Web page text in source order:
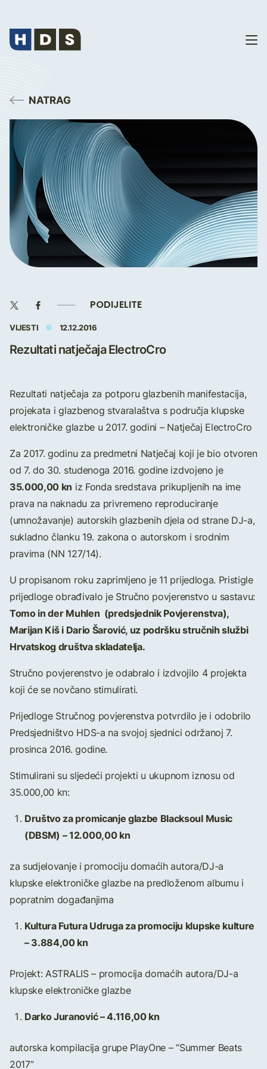
NATRAG
PODIJELITE
VIJESTI 12.12.2016
Rezultati natječaja ElectroCro
Rezultati natječaja za potporu glazbenih manifestacija,
projekata i glazbenog stvaralaštva s područja klupske
elektroničke glazbe u 2017. godini – Natječaj ElectroCro
Za 2017. godinu za predmetni Natječaj koji je bio otvoren
od 7. do 30. studenoga 2016. godine izdvojeno je
35.000,00 kn iz Fonda sredstava prikupljenih na ime
prava na naknadu za privremeno reproduciranje
(umnožavanje) autorskih glazbenih djela od strane DJ-a,
sukladno članku 19. zakona o autorskom i srodnim
pravima (NN 127/14).
U propisanom roku zaprimljeno je 11 prijedloga. Pristigle
prijedloge obrađivalo je Stručno povjerenstvo u sastavu:
Tomo in der Muhlen (predsjednik Povjerenstva),
Marijan Kiš i Dario Šarović, uz podršku stručnih službi
Hrvatskog društva skladatelja.
Stručno povjerenstvo je odabralo i izdvojilo 4 projekta
koji će se novčano stimulirati.
Prijedloge Stručnog povjerenstva potvrdilo je i odobrilo
Predsjedništvo HDS-a na svojoj sjednici održanoj 7.
prosinca 2016. godine.
Stimulirani su sljedeći projekti u ukupnom iznosu od
35.000,00 kn:
Društvo za promicanje glazbe Blacksoul Music
(DBSM) – 12.000,00 kn
za sudjelovanje i promociju domaćih autora/DJ-a
klupske elektroničke glazbe na predloženom albumu i
popratnim događanjima
Kultura Futura Udruga za promociju klupske kulture
– 3.884,00 kn
Projekt: ASTRALIS – promocija domaćih autora/DJ-a
klupske elektroničke glazbe
Darko Juranović – 4.116,00 kn
autorska kompilacija grupe PlayOne – “Summer Beats
2017”